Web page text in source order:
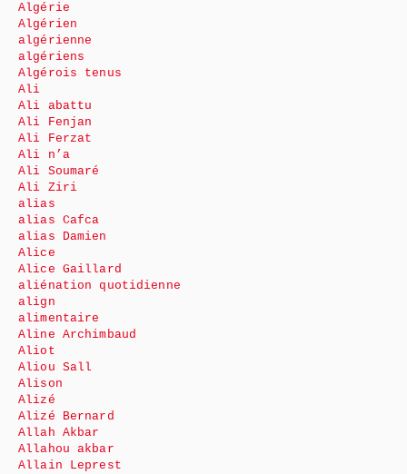
Algérie
Algérien
algérienne
algériens
Algérois tenus
Ali
Ali abattu
Ali Fenjan
Ali Ferzat
Ali n’a
Ali Soumaré
Ali Ziri
alias
alias Cafca
alias Damien
Alice
Alice Gaillard
aliénation quotidienne
align
alimentaire
Aline Archimbaud
Aliot
Aliou Sall
Alison
Alizé
Alizé Bernard
Allah Akbar
Allahou akbar
Allain Leprest